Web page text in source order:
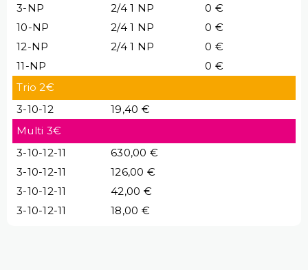
3-NP
2/4 1 NP
0 €
10-NP
2/4 1 NP
0 €
12-NP
2/4 1 NP
0 €
11-NP
0 €
Trio 2€
3-10-12
19,40 €
Multi 3€
3-10-12-11
630,00 €
3-10-12-11
126,00 €
3-10-12-11
42,00 €
3-10-12-11
18,00 €